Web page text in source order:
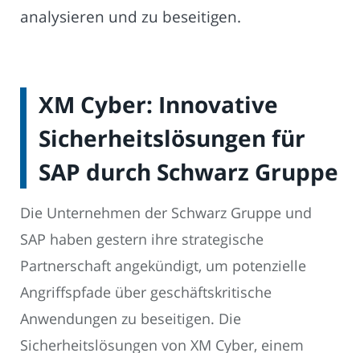
analysieren und zu beseitigen.
XM Cyber: Innovative
Sicherheitslösungen für
SAP durch Schwarz Gruppe
Die Unternehmen der Schwarz Gruppe und
SAP haben gestern ihre strategische
Partnerschaft angekündigt, um potenzielle
Angriffspfade über geschäftskritische
Anwendungen zu beseitigen. Die
Sicherheitslösungen von XM Cyber, einem